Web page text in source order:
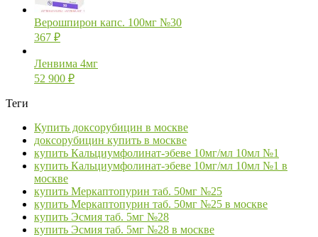
Верошпирон капс. 100мг №30
367 ₽
Ленвима 4мг
52 900 ₽
Теги
Купить доксорубицин в москве
доксорубицин купить в москве
купить Кальциумфолинат-эбеве 10мг/мл 10мл №1
купить Кальциумфолинат-эбеве 10мг/мл 10мл №1 в
москве
купить Меркаптопурин таб. 50мг №25
купить Меркаптопурин таб. 50мг №25 в москве
купить Эсмия таб. 5мг №28
купить Эсмия таб. 5мг №28 в москве